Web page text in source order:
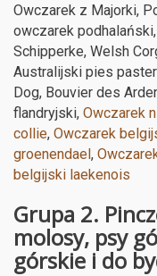
Owczarek z Majorki,
owczarek
Schipperke, Welsh
Australijski pies
Dog, Bouvier des
flandryjski, Owczarek
collie, Owczarek
groenendael,
belgijski laekenois
Grupa 2.
molosy, psy
górskie i do